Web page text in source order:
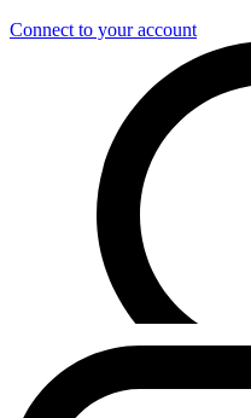
Connect to your account